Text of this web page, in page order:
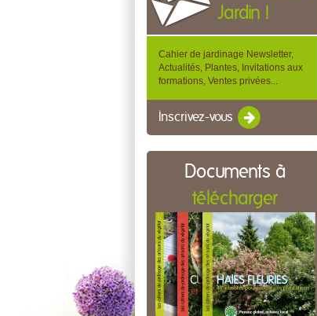
Jardin !
Cahier de jardinage Newsletter,
Actualités, Plantes, Invitations aux
formations, Ventes privées...
Inscrivez-vous
Documents à
télécharger